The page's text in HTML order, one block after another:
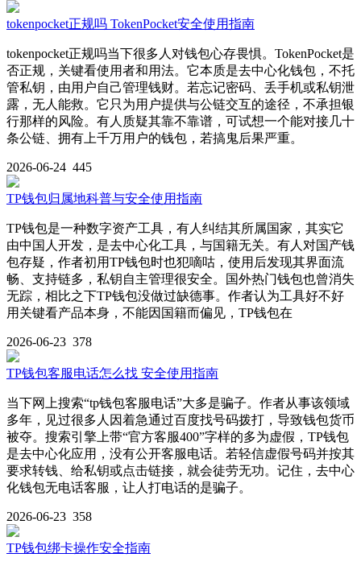
tokenpocket正规吗 TokenPocket安全使用指南
tokenpocket正规吗当下很多人对钱包心存畏惧。TokenPocket是
否正规，关键看使用者和用法。它本质是去中心化钱包，不托
管私钥，由用户自己管理钱财。若忘记密码、丢手机或私钥泄
露，无人能救。它只为用户提供与公链交互的途径，不承担银
行那样的风险。有人质疑其靠不靠谱，可试想一个能对接几十
条公链、拥有上千万用户的钱包，若搞鬼后果严重。
2026-06-24 445
TP钱包归属地科普与安全使用指南
TP钱包是一种数字资产工具，有人纠结其所属国家，其实它
由中国人开发，是去中心化工具，与国籍无关。有人对国产钱
包存疑，作者初用TP钱包时也犯嘀咕，使用后发现其界面流
畅、支持链多，私钥自主管理很安全。国外热门钱包也曾消失
无踪，相比之下TP钱包没做过缺德事。作者认为工具好不好
用关键看产品本身，不能因国籍而偏见，TP钱包在
2026-06-23 378
TP钱包客服电话怎么找 安全使用指南
当下网上搜索“tp钱包客服电话”大多是骗子。作者从事该领域
多年，见过很多人因着急通过百度找号码拨打，导致钱包货币
被夺。搜索引擎上带“官方客服400”字样的多为虚假，TP钱包
是去中心化应用，没有公开客服电话。若轻信虚假号码并按其
要求转钱、给私钥或点击链接，就会徒劳无功。记住，去中心
化钱包无电话客服，让人打电话的是骗子。
2026-06-23 358
TP钱包绑卡操作安全指南